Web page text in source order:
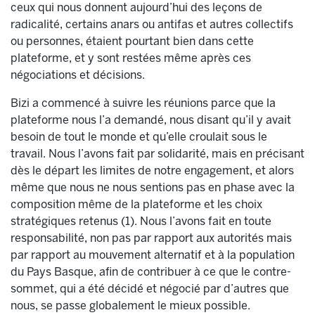
ceux qui nous donnent aujourd’hui des leçons de
radicalité, certains anars ou antifas et autres collectifs
ou personnes, étaient pourtant bien dans cette
plateforme, et y sont restées même après ces
négociations et décisions.
Bizi a commencé à suivre les réunions parce que la
plateforme nous l’a demandé, nous disant qu’il y avait
besoin de tout le monde et qu’elle croulait sous le
travail. Nous l’avons fait par solidarité, mais en précisant
dès le départ les limites de notre engagement, et alors
même que nous ne nous sentions pas en phase avec la
composition même de la plateforme et les choix
stratégiques retenus (1). Nous l’avons fait en toute
responsabilité, non pas par rapport aux autorités mais
par rapport au mouvement alternatif et à la population
du Pays Basque, afin de contribuer à ce que le contre-
sommet, qui a été décidé et négocié par d’autres que
nous, se passe globalement le mieux possible.